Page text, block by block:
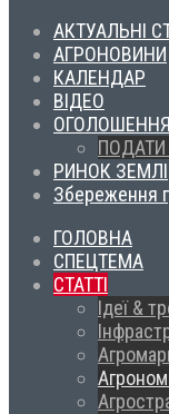
АКТУАЛЬНІ
АГРОНОВИНИ
КАЛЕНДАР
ВІДЕО
ОГОЛОШЕННЯ
РИНОК ЗЕМЛІ
Збереження
ГОЛОВНА
СПЕЦТЕМА
СТАТТІ
Ідеї &